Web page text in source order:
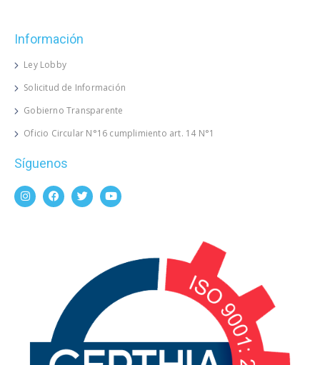
Información
Ley Lobby
Solicitud de Información
Gobierno Transparente
Oficio Circular N°16 cumplimiento art. 14 N°1
Síguenos